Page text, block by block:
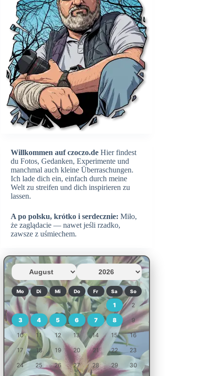
Willkommen auf czoczo.de Hier findest
du Fotos, Gedanken, Experimente und
manchmal auch kleine Überraschungen.
Ich lade dich ein, einfach durch meine
Welt zu streifen und dich inspirieren zu
lassen.
A po polsku, krótko i serdecznie: Miło,
że zaglądacie — nawet jeśli rzadko,
zawsze z uśmiechem.
Mo Di Mi Do Fr Sa So
1 2
3 4 5 6 7 8 9
10 11 12 13 14 15 16
17 18 19 20 21 22 23
24 25 26 27 28 29 30